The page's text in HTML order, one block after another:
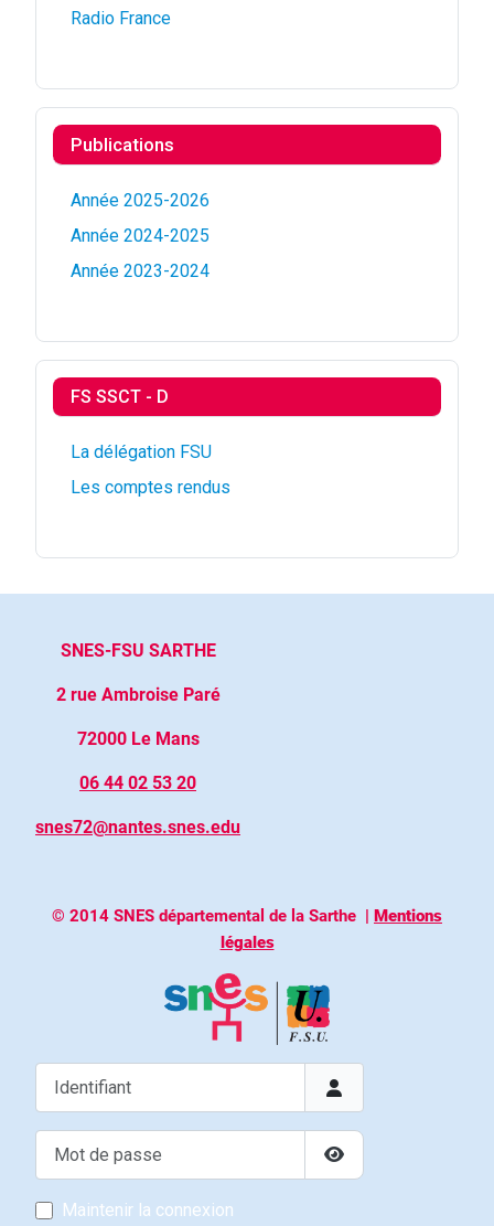
Radio France
Publications
Année 2025-2026
Année 2024-2025
Année 2023-2024
FS SSCT - D
La délégation FSU
Les comptes rendus
SNES-FSU SARTHE
2 rue Ambroise Paré
72000 Le Mans
06 44 02 53 20
snes72@nantes.snes.edu
© 2014 SNES départemental de la Sarthe | Mentions
légales
Identifiant
Afficher le mot de
Maintenir la connexion